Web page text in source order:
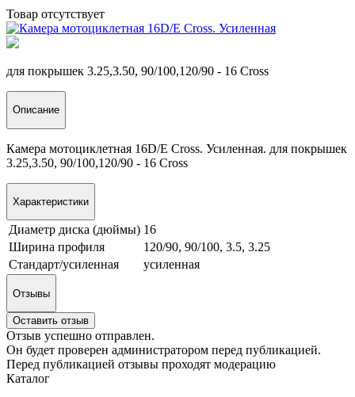
Товар отсутствует
для покрышек 3.25,3.50, 90/100,120/90 - 16 Cross
Описание
Камера мотоциклетная 16D/E Cross. Усиленная. для покрышек
3.25,3.50, 90/100,120/90 - 16 Cross
Характеристики
Диаметр диска (дюймы) 16
Ширина профиля
120/90, 90/100, 3.5, 3.25
Стандарт/усиленная
усиленная
Отзывы
Оставить отзыв
Отзыв успешно отправлен.
Он будет проверен администратором перед публикацией.
Перед публикацией отзывы проходят модерацию
Каталог